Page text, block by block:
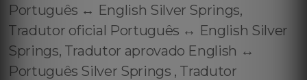
Português ↔️ English Silver Springs,
Tradutor oficial Português ↔️ English Silver
Springs, Tradutor aprovado English ↔️
Português Silver Springs , Tradutor